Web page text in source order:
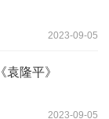
2023-09-05
隆平》
2023-09-05